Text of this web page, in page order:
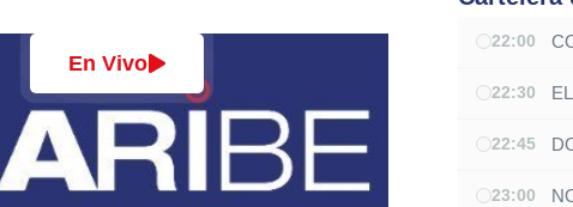
En Vivo
22:00
22:30
22:45
23:00